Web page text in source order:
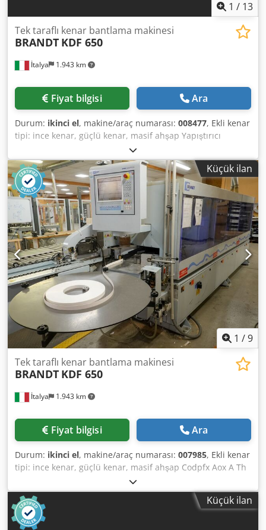
1 / 13
İtalya 1.943 km
Tek taraflı kenar bantlama makinesi
BRANDT KDF 650
Fiyat bilgisi Ara
Durum: ikinci el, makine/araç numarası: 008477, Ekli kenar
tipi: ince kenar, güçlü kenar, masif ahşap Yapıştırıcı
sistemi: EVA Frezelemeye katılma: evet Çok fonksiyonlu
ünite: evet Maksimum ilerleme hızı: 18 m/dak Maksimum
panel kalınlığı: 60 mm Çalışma birimleri: 7 hayır Chedpfx
Aey Hq Nvjqioa
Küçük ilan
1 /9
İtalya 1.943 km
Tek taraflı kenar bantlama makinesi
BRANDT KDF 650
Fiyat bilgisi Ara
Durum: ikinci el, makine/araç numarası: 007985, Ekli kenar
tipi: ince kenar, güçlü kenar, masif ahşap Codpfx Aox A Th
Doqisha Yapıştırıcı sistemi: EVA Frezelemeye katılma: evet
Çok fonksiyonlu ünite: evet Maksimum ilerleme hızı: 18
m/dak Maksimum panel kalınlığı: 60 mm Çalışma birimleri:
7 hayır
Küçük ilan